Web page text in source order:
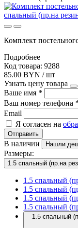
Комплект
Подробнее
Код товара: 9288
85.00 BYN / шт
Узнать цену товара
Ваше имя *
Ваш номер телефона
Email
Я согласен на
Отправить
В наличии Нашли
Размеры:
1.5 спальный (пр.на
1.5 спальный
1.5 спальный
1.5 спальный
1.5 спальный
1.5 спальный